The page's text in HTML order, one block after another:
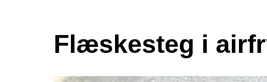
Flæskesteg i